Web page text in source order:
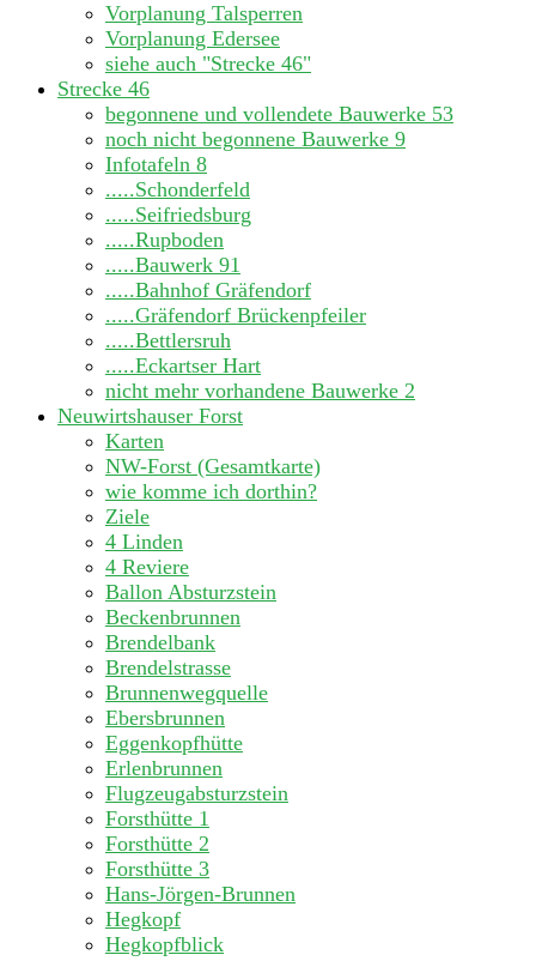
Vorplanung Talsperren
Vorplanung Edersee
siehe auch "Strecke 46"
Strecke 46
begonnene und vollendete Bauwerke 53
noch nicht begonnene Bauwerke 9
Infotafeln 8
.....Schonderfeld
.....Seifriedsburg
.....Rupboden
.....Bauwerk 91
.....Bahnhof Gräfendorf
.....Gräfendorf Brückenpfeiler
.....Bettlersruh
.....Eckartser Hart
nicht mehr vorhandene Bauwerke 2
Neuwirtshauser Forst
Karten
NW-Forst (Gesamtkarte)
wie komme ich dorthin?
Ziele
4 Linden
4 Reviere
Ballon Absturzstein
Beckenbrunnen
Brendelbank
Brendelstrasse
Brunnenwegquelle
Ebersbrunnen
Eggenkopfhütte
Erlenbrunnen
Flugzeugabsturzstein
Forsthütte 1
Forsthütte 2
Forsthütte 3
Hans-Jörgen-Brunnen
Hegkopf
Hegkopfblick